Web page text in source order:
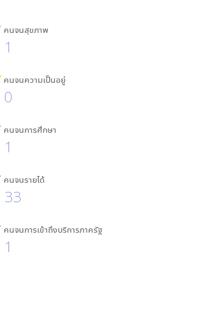
คนจนสุขภาพ
1
คนจนความเป็นอยู่
0
คนจนการศึกษา
1
คนจนรายได้
33
คนจนการเข้าถึงบริการภาครัฐ
1